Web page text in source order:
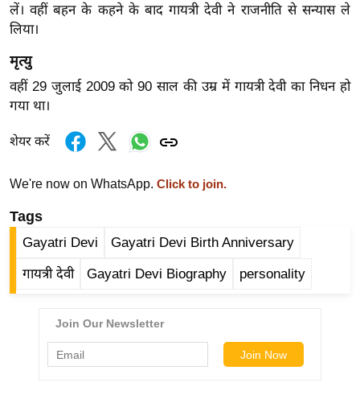
ज
ग
त
बॉ
ली
ड
ली
ड
फि
ल्म
लें। वहीं बहन के कहने के बाद गायत्री देवी ने राजनीति से सन्यास ले
लिया।
मृत्यु
वहीं 29 जुलाई 2009 को 90 साल की उम्र में गायत्री देवी का निधन हो
गया था।
शेयर करें
We're now on WhatsApp. Click to join.
Tags
Gayatri Devi Gayatri Devi Birth Anniversary
गायत्री देवी Gayatri Devi Biography personality